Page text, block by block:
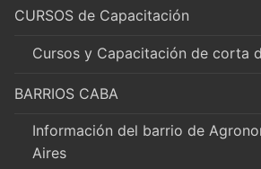
CURSOS de Capacitación
Cursos y Capacitación de corta
BARRIOS CABA
Información del barrio de
Aires